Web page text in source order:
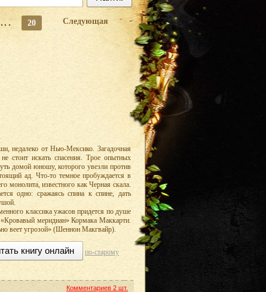
... 20 Следующая
недалеко от Нью-Мексико. Загадочная
стоит искать спасения. Трое опытных
домой юношу, которого увезли против
ад. Что-то темное пробуждается в
монолита, известного как Черная скала.
одно: сражаясь спина к спине, дать
классика ужасов придется по душе
меридиан» Кормака Маккарти.
веет угрозой» (Шеннон Макгвайр).
книгу онлайн по-старому
Комментариев 2 шт.